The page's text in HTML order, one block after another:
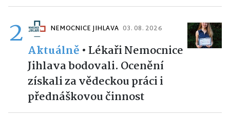
2 NEMOCNICE JIHLAVA 03. 08. 2026
Aktuálně • Lékaři Nemocnice
Jihlava bodovali. Ocenění
získali za vědeckou práci i
přednáškovou činnost